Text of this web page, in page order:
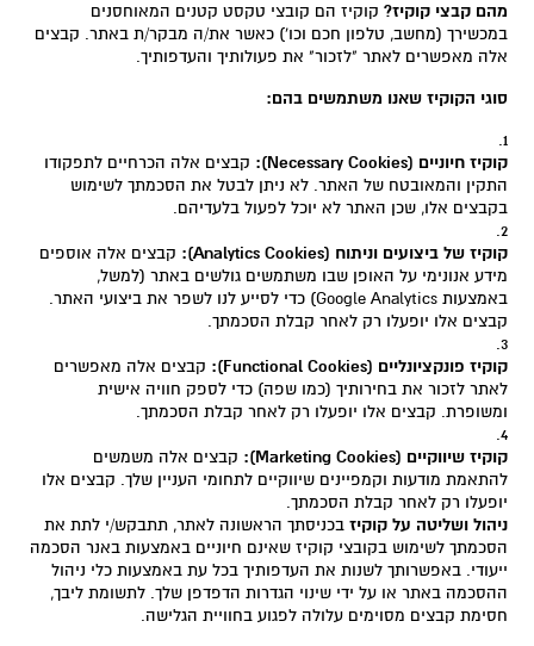
מהם קבצי קוקיז? קוקיז הם קובצי טקסט קטנים המאוחסנים
במכשירך (מחשב, טלפון חכם וכו') כאשר את/ה מבקר/ת באתר. קבצים
אלה מאפשרים לאתר "לזכור" את פעולותיך והעדפותיך.
סוגי הקוקיז שאנו משתמשים בהם:
קוקיז חיוניים (Necessary Cookies):
קבצים אלה הכרחיים לתפקודו
התקין והמאובטח של האתר. לא ניתן לבטל את הסכמתך לשימוש
בקבצים אלו, שכן האתר לא יוכל לפעול בלעדיהם.
קוקיז של ביצועים וניתוח (Analytics Cookies):
קבצים אלה אוספים
מידע אנונימי על האופן שבו משתמשים גולשים באתר (למשל,
באמצעות Google Analytics) כדי לסייע לנו לשפר את ביצועי האתר.
קבצים אלו יופעלו רק לאחר קבלת הסכמתך.
קוקיז פונקציונליים (Functional Cookies):
קבצים אלה מאפשרים
לאתר לזכור את בחירותיך (כמו שפה) כדי לספק חוויה אישית
ומשופרת. קבצים אלו יופעלו רק לאחר קבלת הסכמתך.
קוקיז שיווקיים (Marketing Cookies):
קבצים אלה משמשים
להתאמת מודעות וקמפיינים שיווקיים לתחומי העניין שלך. קבצים אלו
יופעלו רק לאחר קבלת הסכמתך.
ניהול ושליטה על קוקיז בכניסתך הראשונה לאתר, תתבקש/י לתת את
הסכמתך לשימוש בקובצי קוקיז שאינם חיוניים באמצעות באנר הסכמה
ייעודי. באפשרותך לשנות את העדפותיך בכל עת באמצעות כלי ניהול
ההסכמה באתר או על ידי שינוי הגדרות הדפדפן שלך. לתשומת ליבך,
חסימת קבצים מסוימים עלולה לפגוע בחוויית הגלישה.